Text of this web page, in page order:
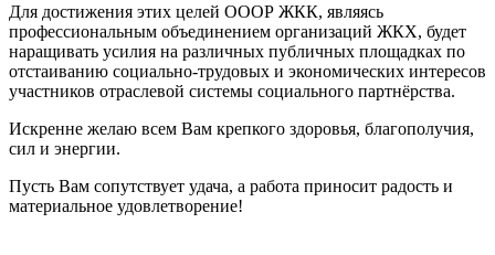
Для достижения этих целей ОООР ЖКК, являясь
профессиональным объединением организаций ЖКХ, будет
наращивать усилия на различных публичных площадках по
отстаиванию социально-трудовых и экономических интересов
участников отраслевой системы социального партнёрства.
Искренне желаю всем Вам крепкого здоровья, благополучия,
сил и энергии.
Пусть Вам сопутствует удача, а работа приносит радость и
материальное удовлетворение!